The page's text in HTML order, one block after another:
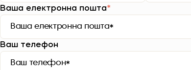
Ваша електронна пошта*
Ваш телефон